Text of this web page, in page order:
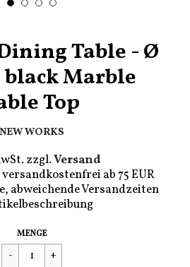
Table - Ø
black Marble
Top
NEW WORKS
zzgl.Versand
ab 75 EUR
abweichende Versandzeiten
Regulärer
Preis
€2.600,00
MENGE